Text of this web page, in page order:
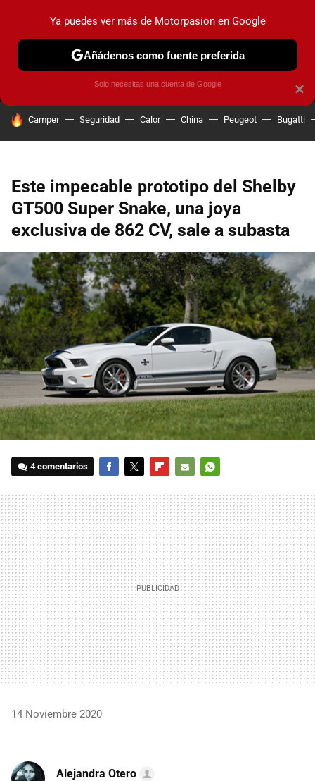
MENÚ NUEVO
COCHES ELÉCTRICOS OBSERVATORIO
HOY SE HABLA DE
Camper Seguridad Calor China Peugeot Bugatti
Este impecable prototipo del Shelby
GT500 Super Snake, una joya
exclusiva de 862 CV, sale a subasta
4 comentarios
MAIL
14 Noviembre 2020
Alejandra Otero
×
Ya puedes ver más de Motorpasion en Google
Añádenos como fuente preferida
Solo necesitas una cuenta de Google